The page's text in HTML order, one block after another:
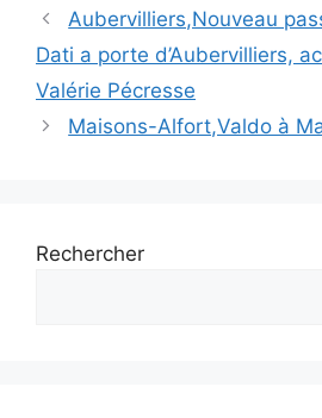
Navigation
des
articles
Aubervilliers,Nouveau
Dati a porte d’Aubervilliers,
Valérie Pécresse
Maisons-Alfort,Valdo à
Rechercher